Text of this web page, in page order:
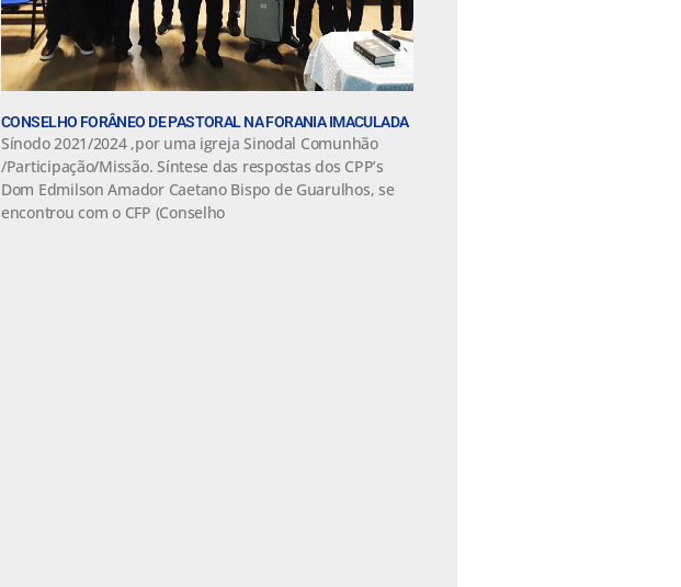
CONSELHO FORÂNEO DE PASTORAL NA FORANIA IMACULADA
Sínodo 2021/2024 ,por uma igreja Sinodal Comunhão
/Participação/Missão. Síntese das respostas dos CPP’s
Dom Edmilson Amador Caetano Bispo de Guarulhos, se
encontrou com o CFP (Conselho